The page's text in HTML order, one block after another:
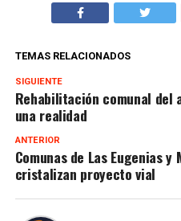
TEMAS RELACIONADOS
SIGUIENTE
Rehabilitación comunal del
una realidad
ANTERIOR
Comunas de Las Eugenias
cristalizan proyecto vial